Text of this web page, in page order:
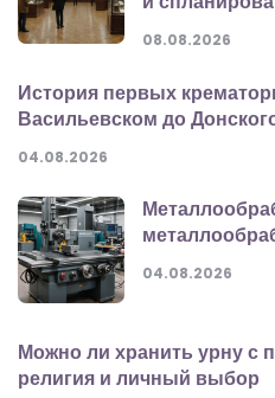
08.08.2026
История первых
Васильевском до
04.08.2026
04.08.2026
Можно ли хранить урну с
религия и личный выбор